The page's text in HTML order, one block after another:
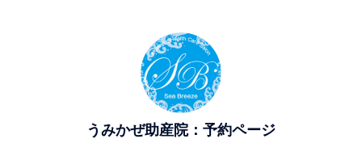
うみかぜ助産院：予約ページ